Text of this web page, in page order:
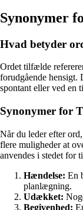
Synonymer
Hvad betyder
Ordet tilfælde
forudgående hensigt.
spontant eller ved en
Synonymer for
Når du leder efter
flere muligheder at
anvendes i stedet for
Hændelse: En
planlægning.
Udækket:
Begivenhed: